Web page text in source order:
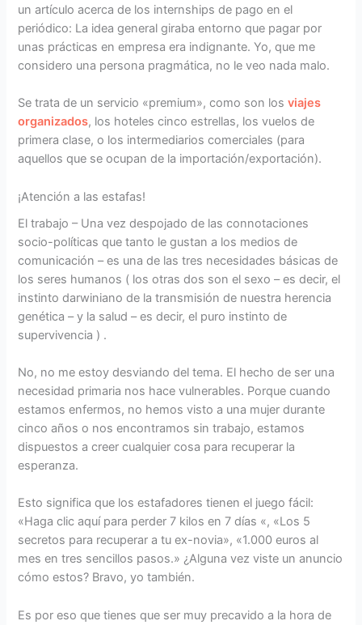
un artículo acerca de los internships de pago en el
periódico: La idea general giraba entorno que pagar por
unas prácticas en empresa era indignante. Yo, que me
considero una persona pragmática, no le veo nada malo.
Se trata de un servicio «premium», como son losviajes
organizados, los hoteles cinco estrellas, los vuelos de
primera clase, o los intermediarios comerciales (para
aquellos que se ocupan de la importación/exportación).
¡Atención a las estafas!
El trabajo – Una vez despojado de las connotaciones
socio-políticas que tanto le gustan a los medios de
comunicación – es una de las tres necesidades básicas de
los seres humanos ( los otras dos son el sexo – es decir, el
instinto darwiniano de la transmisión de nuestra herencia
genética – y la salud – es decir, el puro instinto de
supervivencia ) .
No, no me estoy desviando del tema. El hecho de ser una
necesidad primaria nos hace vulnerables. Porque cuando
estamos enfermos, no hemos visto a una mujer durante
cinco años o nos encontramos sin trabajo, estamos
dispuestos a creer cualquier cosa para recuperar la
esperanza.
Esto significa que los estafadores tienen el juego fácil:
«Haga clic aquí para perder 7 kilos en 7 días «, «Los 5
secretos para recuperar a tu ex-novia», «1.000 euros al
mes en tres sencillos pasos.» ¿Alguna vez viste un anuncio
cómo estos? Bravo, yo también.
Es por eso que tienes que ser muy precavido a la hora de